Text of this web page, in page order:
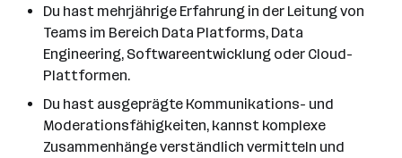
Du hast mehrjährige Erfahrung in der Leitung von
Teams im Bereich Data Platforms, Data
Engineering, Softwareentwicklung oder Cloud-
Plattformen.
Du hast ausgeprägte Kommunikations- und
Moderationsfähigkeiten, kannst komplexe
Zusammenhänge verständlich vermitteln und